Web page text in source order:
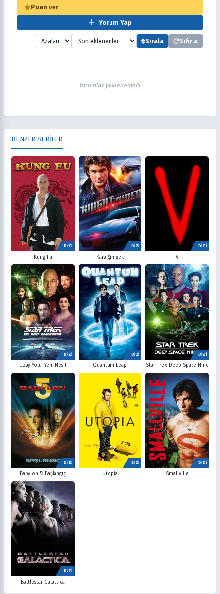
Puan ver
Yorum Yap
Sırala Sıfırla
Yorumlar yüklenemedi.
BENZER SERİLER
DİZİ
Kung Fu
DİZİ
Kara Şimşek
DİZİ
V
DİZİ
Uzay Yolu: Yeni Nesil
DİZİ
Quantum Leap
DİZİ
Star Trek: Deep Space Nine
DİZİ
Babylon 5: Başlangıç
DİZİ
Utopia
DİZİ
Smallville
DİZİ
Battlestar Galactica